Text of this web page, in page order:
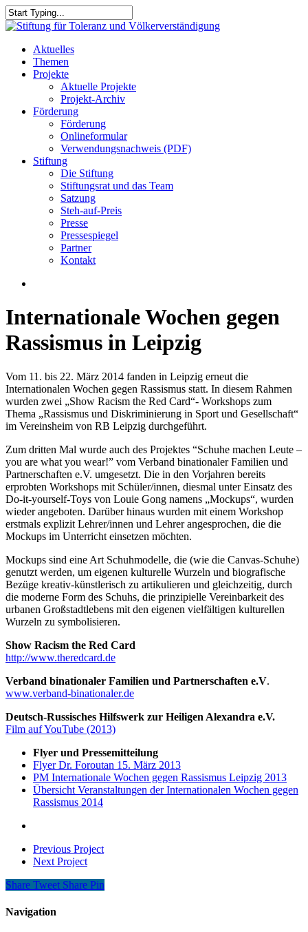
Skip
to
content
Close
search
Menu
Aktuelles
Themen
Projekte
Aktuelle Projekte
Projekt-Archiv
Förderung
Förderung
Onlineformular
Verwendungsnachweis (PDF)
Stiftung
Die Stiftung
Stiftungsrat und das Team
Satzung
Steh-auf-Preis
Presse
Pressespiegel
Partner
Kontakt
Internationale Wochen gegen
Rassismus in Leipzig
Vom 11. bis 22. März 2014 fanden in Leipzig erneut die
Internationalen Wochen gegen Rassismus statt. In diesem Rahmen
wurden zwei „Show Racism the Red Card“- Workshops zum
Thema „Rassismus und Diskriminierung in Sport und Gesellschaft“
im Vereinsheim von RB Leipzig durchgeführt.
Zum dritten Mal wurde auch des Projektes “Schuhe machen Leute –
you are what you wear!” vom Verband binationaler Familien und
Partnerschaften e.V. umgesetzt. Die in den Vorjahren bereits
erprobten Workshops mit Schüler/innen, diesmal unter Einsatz des
Do-it-yourself-Toys von Louie Gong namens „Mockups“, wurden
wieder angeboten. Darüber hinaus wurden mit einem Workshop
erstmals explizit Lehrer/innen und Lehrer angesprochen, die die
Mockups im Unterricht einsetzen möchten.
Mockups sind eine Art Schuhmodelle, die (wie die Canvas-Schuhe)
genutzt werden, um eigenen kulturelle Wurzeln und biografische
Bezüge kreativ-künstlerisch zu artikulieren und gleichzeitig, durch
die moderne Form des Schuhs, die prinzipielle Vereinbarkeit des
urbanen Großstadtlebens mit den eigenen vielfältigen kulturellen
Wurzeln zu symbolisieren.
Show Racism the Red Card
http://www.theredcard.de
Verband binationaler Familien und Partnerschaften e.V.
www.verband-binationaler.de
Deutsch-Russisches Hilfswerk zur Heiligen Alexandra e.V.
Film auf YouTube (2013)
Flyer und Pressemitteilung
Flyer Dr. Foroutan 15. März 2013
PM Internationale Wochen gegen Rassismus Leipzig 2013
Übersicht Veranstaltungen der Internationalen Wochen gegen
Rassismus 2014
Previous Project
Next Project
Share Tweet Share Pin
Navigation